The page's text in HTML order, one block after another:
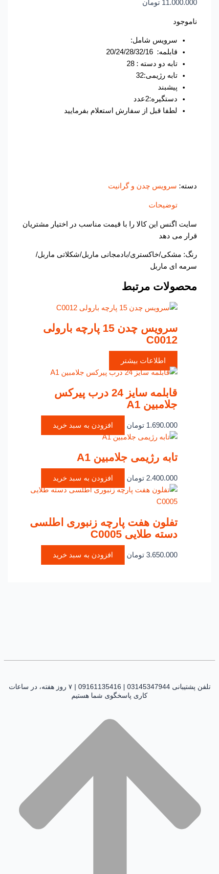
11.000.000 تومان
ناموجود
سرویس شامل:
قابلمه: 20/24/28/32/16
تابه دو دسته : 28
تابه رژیمی:32
پیشبند
دستگیره:2عدد
لطفا قبل از سفارش استعلام بفرمایید
سرویس چدن و گرانیت
توضیحات
سایت اگنس این کالا را با قیمت مناسب در اختیار مشتریان
قرار می دهد
رنگ: مشکی/خاکستری/بادمجانی ماربل/شکلاتی ماربل/
سرمه ای ماربل
محصولات مرتبط
سرویس چدن 15 پارچه بارولی
C0012
اطلاعات بیشتر
قابلمه سایز 24 درب پیرکس
جلامبین A1
1.690.000 تومان افزودن به سبد خرید
تابه رژیمی جلامبین A1
2.400.000 تومان افزودن به سبد خرید
تفلون هفت پارچه زنبوری اطلسی
دسته طلایی C0005
3.650.000 تومان افزودن به سبد خرید
تلفن پشتیبانی 03145347944 | 09161135416 | ۷ روز هفته، در ساعات
کاری پاسخگوی شما هستیم